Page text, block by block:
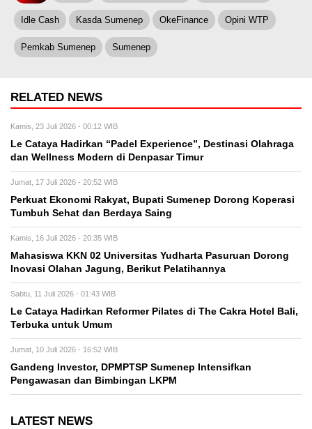
Idle Cash Kasda Sumenep OkeFinance Opini WTP
Pemkab Sumenep Sumenep
RELATED NEWS
Kamis, 23 Juli 2026 - 00:12 WIB
Le Cataya Hadirkan “Padel Experience”, Destinasi Olahraga
dan Wellness Modern di Denpasar Timur
Jumat, 17 Juli 2026 - 20:52 WIB
Perkuat Ekonomi Rakyat, Bupati Sumenep Dorong Koperasi
Tumbuh Sehat dan Berdaya Saing
Kamis, 16 Juli 2026 - 20:35 WIB
Mahasiswa KKN 02 Universitas Yudharta Pasuruan Dorong
Inovasi Olahan Jagung, Berikut Pelatihannya
Sabtu, 11 Juli 2026 - 01:43 WIB
Le Cataya Hadirkan Reformer Pilates di The Cakra Hotel Bali,
Terbuka untuk Umum
Jumat, 10 Juli 2026 - 16:52 WIB
Gandeng Investor, DPMPTSP Sumenep Intensifkan
Pengawasan dan Bimbingan LKPM
LATEST NEWS